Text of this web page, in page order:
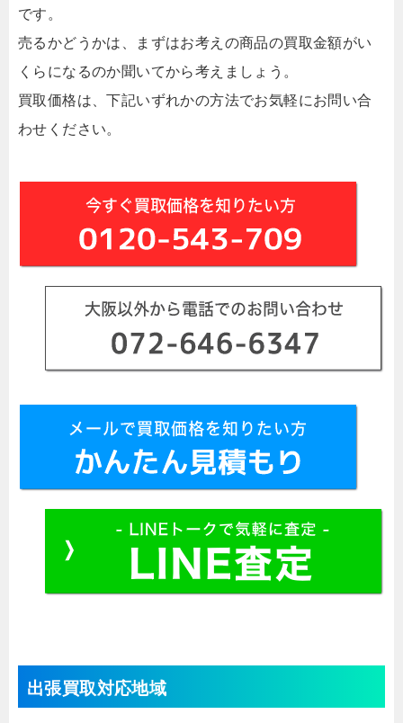
です。
売るかどうかは、まずはお考えの商品の買取金額がい
くらになるのか聞いてから考えましょう。
買取価格は、下記いずれかの方法でお気軽にお問い合
わせください。
出張買取対応地域